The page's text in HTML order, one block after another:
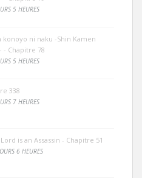
5 HEURES
konoyo ni naku -Shin Kamen
- Chapitre 78
5 HEURES
338
7 HEURES
is an Assassin - Chapitre 51
6 HEURES